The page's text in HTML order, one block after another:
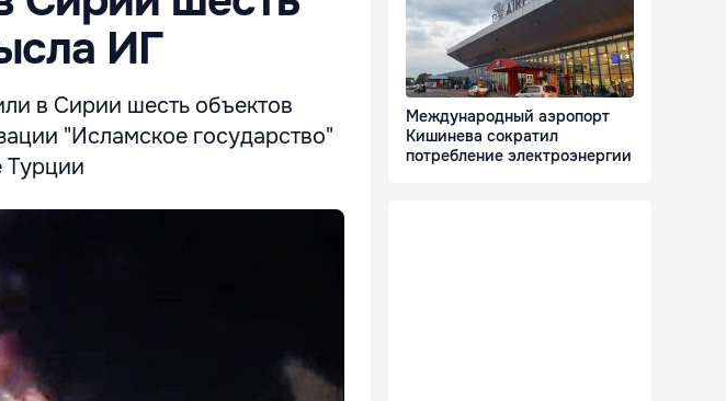
ИГ
в Сирии шесть объектов
"Исламское государство"
Турции
Международный аэропорт
Кишинева сократил
потребление электроэнергии